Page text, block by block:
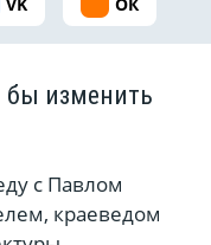
бы изменить
с Павлом
краеведом